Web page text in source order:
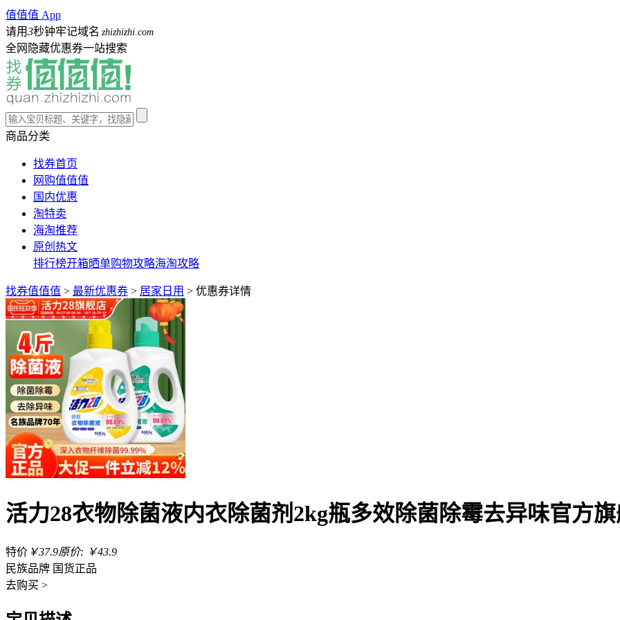
值值值 App
请用3秒钟牢记域名 zhizhizhi.com
全网隐藏优惠券一站搜索
商品分类
找券首页
网购值值值
国内优惠
淘特卖
海淘推荐
原创热文
排行榜开箱晒单购物攻略海淘攻略
找券值值值 > 最新优惠券 > 居家日用 > 优惠券详情
活力28衣物除菌液内衣除菌剂2kg瓶多效除菌除霉去异味官方
特价 ￥37.9原价: ￥43.9
民族品牌 国货正品
去购买 >